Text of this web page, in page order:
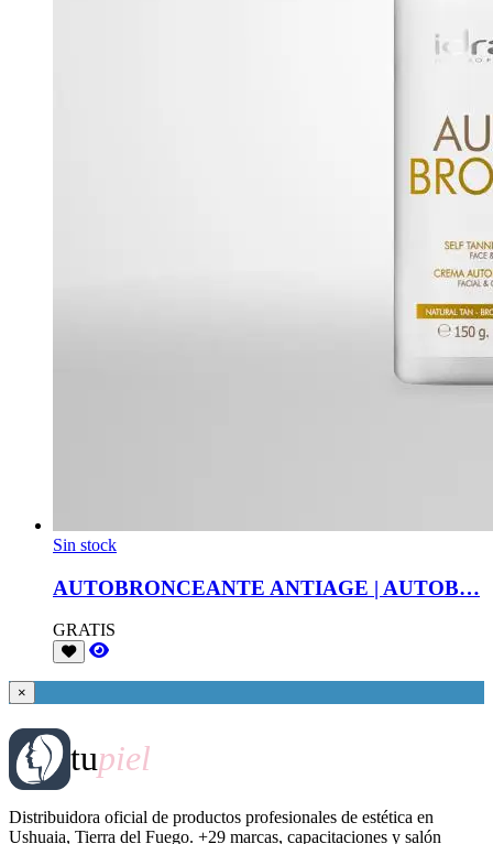
Sin stock
AUTOBRONCEANTE ANTIAGE | AUTOB…
GRATIS
×
tupiel
Distribuidora oficial de productos profesionales de estética en
Ushuaia, Tierra del Fuego. +29 marcas, capacitaciones y salón